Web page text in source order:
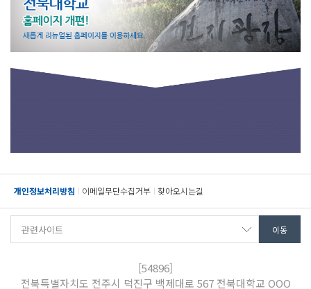
개인정보처리방침 이메일무단수집거부 찾아오시는길
[54896]
전북특별자치도 전주시 덕진구 백제대로 567 전북대학교 OOO